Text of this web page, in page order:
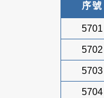
序號
5701
5702
5703
5704